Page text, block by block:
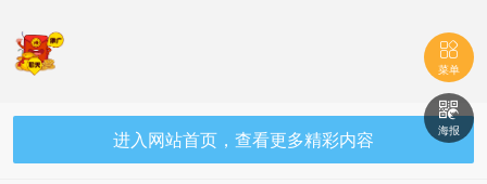
进入网站首页，查看更多精彩内容

菜单

海报